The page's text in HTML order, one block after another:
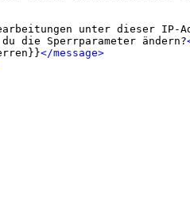
unter dieser IP-
die Sperrparameter ändern?
</message>